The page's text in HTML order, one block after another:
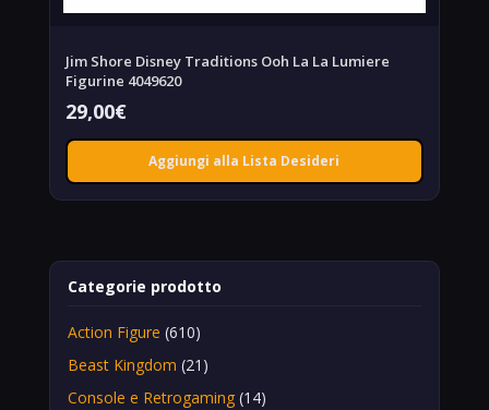
Jim Shore Disney Traditions Ooh La La Lumiere
Figurine 4049620
29,00€
Aggiungi alla Lista Desideri
Categorie prodotto
Action Figure (610)
Beast Kingdom (21)
Console e Retrogaming (14)